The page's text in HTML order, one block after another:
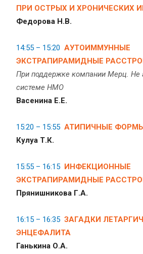
ПРИ ОСТРЫХ И ХРОНИЧЕСКИХ
Федорова Н.В.
14:55 – 15:20 АУТОИММУННЫЕ
ЭКСТРАПИРАМИДНЫЕ
При поддержке компании Мерц. Не
системе НМО
Васенина Е.Е.
15:20 – 15:55 АТИПИЧНЫЕ
Кулуа Т.К.
15:55 – 16:15 ИНФЕКЦИОННЫЕ
ЭКСТРАПИРАМИДНЫЕ
Прянишникова Г.А.
16:15 – 16:35 ЗАГАДКИ
ЭНЦЕФАЛИТА
Ганькина О.А.